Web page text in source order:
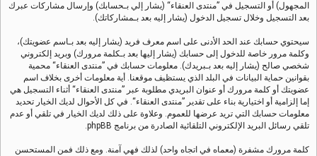
المجهول) أو التسجيل في ”منتدى العنقاء“ (يشار إلي بـحسابك) وإرسال مشاركات عبرك
بعد التسجيل وخلال تسجيل الدخول (يشار إليه بعد بـمشاركاتك).
سيحتوي حسابك عند الحد الأدنى على اسم معرف فريد (يشار إليه بعد بـاسم عضويتك)،
وكلمة مرور خاصة للدخول إلى حسابك (يشار إليها بعد بـكلمة مرورك) وبريد إلكتروني
شخصي صالح (يشار إليه بعد بـبريدك). معلومات حسابك في ”منتدى العنقاء“ محمية
بقوانين حماية البيانات في البلد الذي يستظيف موقعنا. أية معلومات أخرى بخلاف اسم
عضويتك أو كلمة مرورك أو عنوان البريدي مطلوبة عبر ”منتدى العنقاء“ أثناء التسجيل هي
إما إلزامية أو اختيارية بناء على تقدير ”منتدى العنقاء“. في كل الأحوال لديك الخيار تحديد
معلومات حسابك التي تريد عرضها للعموم. وعلاوة على ذلك لديك الخيار في تلقي أو عدم
تلقي رسائل البريد الإلكتروني التلقائية الصادرة من برنامج phpBB.
كلمة مرورك مشفرة (معماه في اتجاه واحد) لذلك فهي آمنة. ومع ذلك فمن المستحسن